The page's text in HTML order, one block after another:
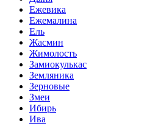
Ежевика
Ежемалина
Ель
Жасмин
Жимолость
Замиокулькас
Земляника
Зерновые
Змеи
Ибирь
Ива